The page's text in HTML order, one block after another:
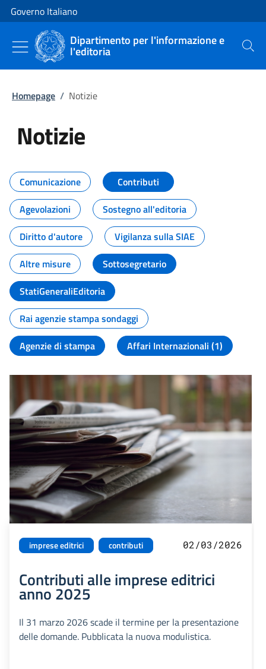
Vai al contenuto
Vai alla navigazione del sito
Governo Italiano
Dipartimento per l'informazione e
l'editoria Cerca
Homepage / Notizie
Notizie
Tutti i contenuti della pagina
Comunicazione
Contributi
Agevolazioni
Sostegno all'editoria
Diritto d'autore
Vigilanza sulla SIAE
Altre misure
Sottosegretario
StatiGeneraliEditoria
Rai agenzie stampa sondaggi
Agenzie di stampa
Affari Internazionali (1)
imprese editrici contributi 02/03/2026
Contributi alle imprese editrici
anno 2025
Il 31 marzo 2026 scade il termine per la presentazione
delle domande. Pubblicata la nuova modulistica.